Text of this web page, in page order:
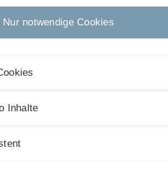
Nur notwendige Cookies
Inhalte